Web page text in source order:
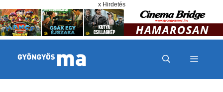
x Hirdetés
MENÜ